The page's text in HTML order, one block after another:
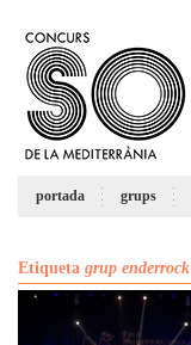
portada grups
Etiqueta grup enderrock